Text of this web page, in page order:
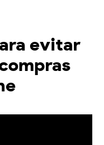
evitar